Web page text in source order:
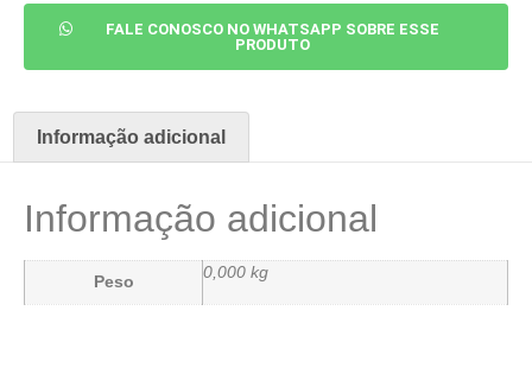
FALE CONOSCO NO WHATSAPP SOBRE ESSE
PRODUTO
Informação adicional
Informação adicional
Peso
0,000 kg